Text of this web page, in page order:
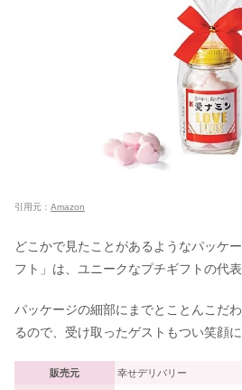
引用元： Amazon
どこかで見たことがあるようなパッケ
フト」は、ユニークなプチギフトの代表
パッケージの細部にまでとことんこだ
るので、受け取ったゲストもつい笑顔
販売元 ‎‎幸せデリバリー